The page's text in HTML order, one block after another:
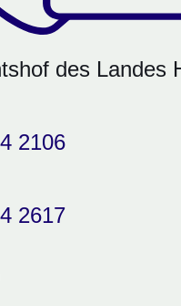
des Landes
2106
2617